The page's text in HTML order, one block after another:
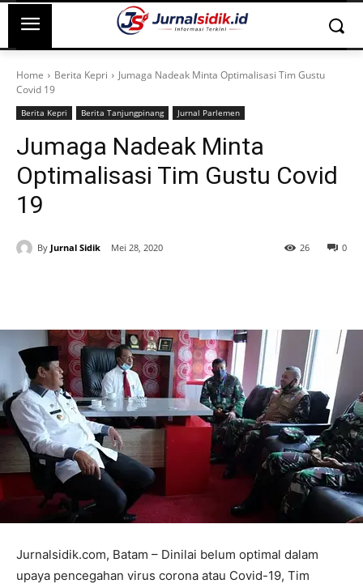
Home Berita Kepri
Jumaga Nadeak Minta Optimalisasi Tim Gustu
Covid 19
Berita Kepri Berita Tanjungpinang Jurnal Parlemen
Jumaga Nadeak Minta
Optimalisasi Tim Gustu Covid
19
By Jurnal Sidik Mei 28, 2020 0
26
Jurnalsidik.com, Batam – Dinilai belum optimal dalam
upaya pencegahan virus corona atau Covid-19, Tim